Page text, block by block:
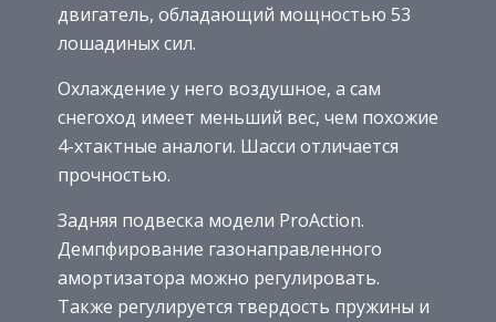
двигатель, обладающий мощностью 53
лошадиных сил.
Охлаждение у него воздушное, а сам
снегоход имеет меньший вес, чем похожие
4-хтактные аналоги. Шасси отличается
прочностью.
Задняя подвеска модели ProAction.
Демпфирование газонаправленного
амортизатора можно регулировать.
Также регулируется твердость пружины и